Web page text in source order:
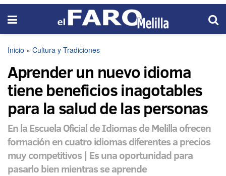
Inicio » Cultura y Tradiciones
Aprender un nuevo idioma
tiene beneficios inagotables
para la salud de las personas
En la Escuela Oficial de Idiomas de Melilla ofrecen
formación en cuatro idiomas diferentes a precios
muy competitivos | Es una oportunidad para
pasarlo bien mientras se aprende